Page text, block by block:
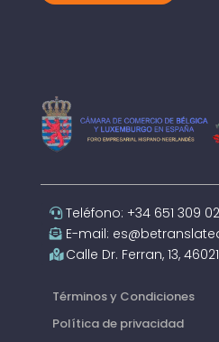
Teléfono: +34 651 309
E-mail:
Calle Dr. Ferran, 13,
Términos y Condiciones
Política de privacidad